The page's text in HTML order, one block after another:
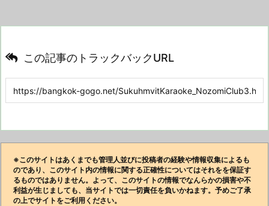
この記事のトラックバックURL
※このサイトはあくまでも管理人並びに投稿者の経験や情報収集によるも
のであり、このサイト内の情報に関する正確性についてはそれをを保証す
るものではありません。よって、このサイトの情報でなんらかの損害や不
利益が生じましても、当サイトでは一切責任を負いかねます。予めご了承
の上でサイトをご利用ください。